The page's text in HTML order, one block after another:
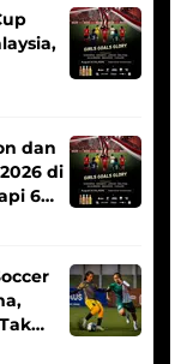
dan
di
6